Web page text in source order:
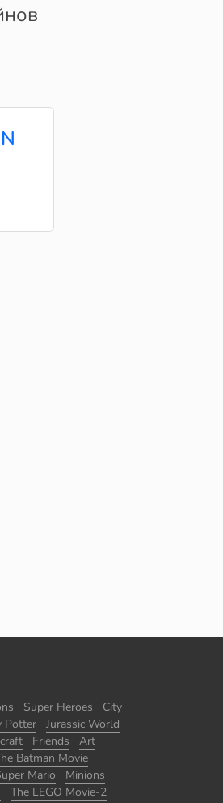
Super Heroes
City
Potter
Jurassic World
Friends
Art
Batman Movie
Mario
Minions
The LEGO Movie-2